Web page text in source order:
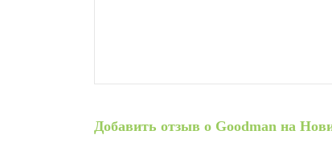
Добавить отзыв о Goodman на